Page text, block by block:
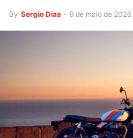
By Sergio Dias - 9 de maio de 2026